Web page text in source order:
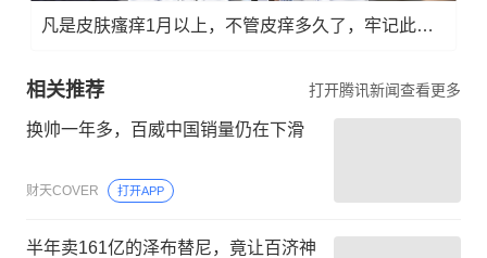
凡是皮肤瘙痒1月以上，不管皮痒多久了，牢记此法，快！准！狠！
相关推荐 打开腾讯新闻查看更多
换帅一年多，百威中国销量仍在下滑
财天COVER 打开APP
半年卖161亿的泽布替尼，竟让百济神